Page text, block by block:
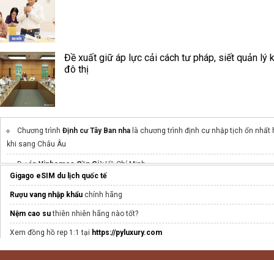
Đề xuất giữ áp lực cải cách tư pháp, siết quản lý
đô thị
Chương trình Định cư Tây Ban nha là chương trình định cư nhập tịch ổn nhất
khi sang Châu Âu
Dự ánVinhomes Cần GiờHồ Chí Minh
Thông tinVị Trí Bcons New Sky Lái ThiêuThuận An
Eaton ParkGamuda
Tiến độ Sun Group Nha TrangMới nhất
Gigago eSIM du lịch quốc tế
Rượu vang nhập khẩu chính hãng
Nệm cao suthiên nhiên hãng nào tốt?
Xem đồng hồ rep 1:1 tại https://pyluxury.com
Thiết kế bao bì snack